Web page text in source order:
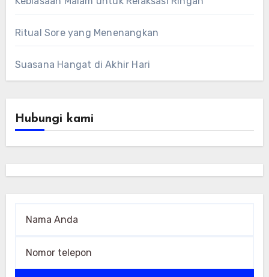
Ritual Sore yang Menenangkan
Suasana Hangat di Akhir Hari
Hubungi kami